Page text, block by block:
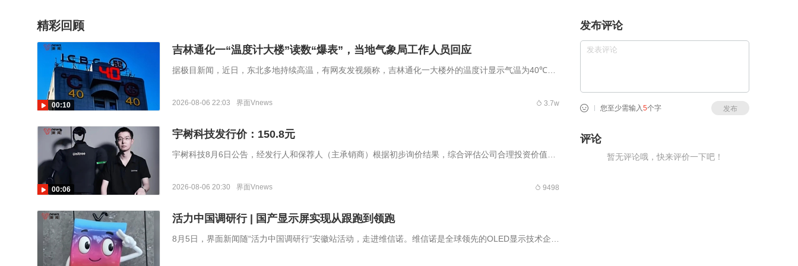
精彩回顾
00:10
吉林通化一“温度计大楼”读数“爆表”，当地气象局工作人员回应
据极目新闻，近日，东北多地持续高温，有网友发视频称，吉林通化一大楼外的温度计显示气温为40℃，
2026-08-06 22:03 界面Vnews 3.7w
00:06
宇树科技发行价：150.8元
宇树科技8月6日公告，经发行人和保荐人（主承销商）根据初步询价结果，综合评估公司合理投资价值、
情况、募集资金需求及承销风险等因素，协商确定本次发行价格为150.80元/股，网下发行不再进行累计投
2026-08-06 20:30 界面Vnews 9498
活力中国调研行 | 国产显示屏实现从跟跑到领跑
8月5日，界面新闻随“活力中国调研行”安徽站活动，走进维信诺。维信诺是全球领先的OLED显示技术企
发布评论
您至少需输入 5个字 发布
评论
暂无评论哦，快来评价一下吧！